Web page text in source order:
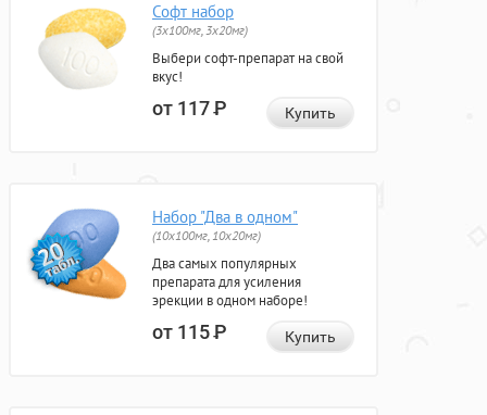
Софт набор
(3x100мг, 3x20мг)
Выбери софт-препарат на свой
вкус!
от 117Р Купить
Набор "Два в одном"
(10x100мг, 10x20мг)
Два самых популярных
препарата для усиления
эрекции в одном наборе!
от 115Р Купить